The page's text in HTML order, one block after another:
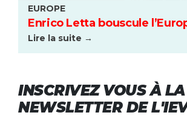
EUROPE
Enrico Letta bouscule
Lire la suite →
INSCRIVEZ VOUS À LA
NEWSLETTER DE